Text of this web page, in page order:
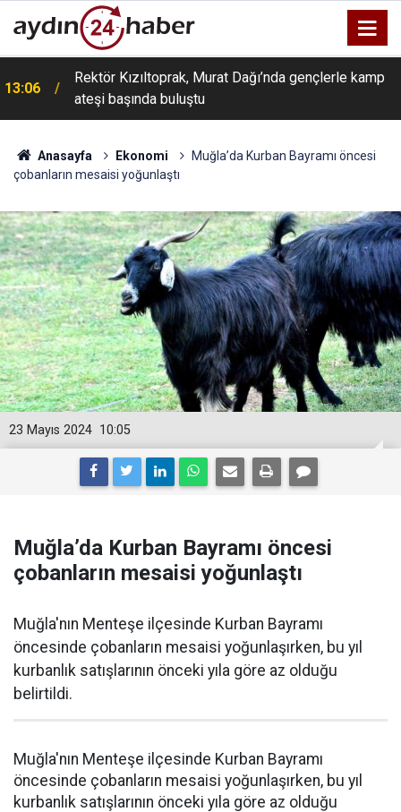
13:06
Rektör Kızıltoprak, Murat Dağı’nda gençlerle kamp
ateşi başında buluştu
Anasayfa Ekonomi
Muğla’da Kurban Bayramı öncesi
çobanların mesaisi yoğunlaştı
10:05
23 Mayıs 2024
Muğla’da Kurban Bayramı öncesi
çobanların mesaisi yoğunlaştı
Muğla'nın Menteşe ilçesinde Kurban Bayramı
öncesinde çobanların mesaisi yoğunlaşırken, bu yıl
kurbanlık satışlarının önceki yıla göre az olduğu
belirtildi.
Muğla'nın Menteşe ilçesinde Kurban Bayramı
öncesinde çobanların mesaisi yoğunlaşırken, bu yıl
kurbanlık satışlarının önceki yıla göre az olduğu